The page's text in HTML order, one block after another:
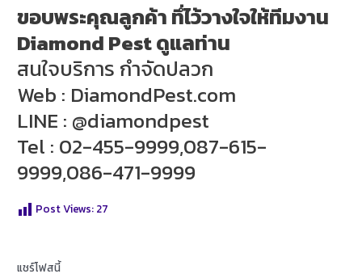
ขอบพระคุณลูกค้า ทึ่ไว้วางใจให้ทีมงาน
Diamond Pest ดูแลท่าน
สนใจบริการ กำจัดปลวก
Web : DiamondPest.com
LINE : @diamondpest
Tel : 02-455-9999,087-615-
9999,086-471-9999
Post Views: 27
แชร์โฟสนี้